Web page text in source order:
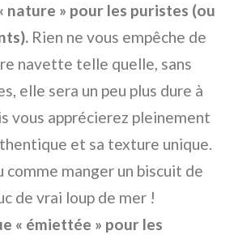
nature » pour les puristes (ou
Rien ne vous empêche de
navette telle quelle, sans
elle sera un peu plus dure à
vous apprécierez pleinement
et sa texture unique.
comme manger un biscuit de
de vrai loup de mer !
« émiettée » pour les